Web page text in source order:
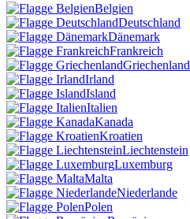
Belgien
Deutschland
Dänemark
Frankreich
Griechenland
Irland
Island
Italien
Kanada
Kroatien
Liechtenstein
Luxemburg
Malta
Niederlande
Polen